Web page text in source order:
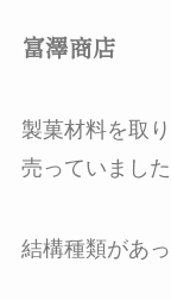
富澤商店
製菓材料を取
売っていました
結構種類があ